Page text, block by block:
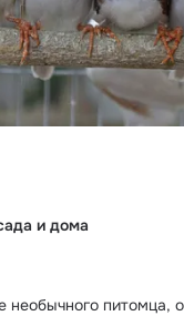
и дома
необычного питомца,